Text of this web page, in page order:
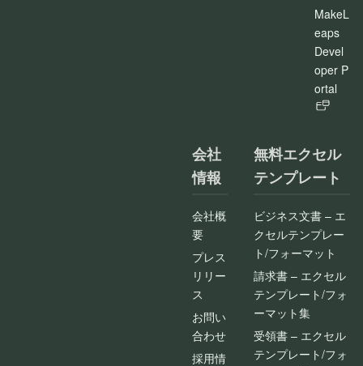
MakeL
eaps
Devel
oper P
ortal
会社
情報
会社概
要
プレス
リリー
ス
お問い
合わせ
採用情
無料エクセル
テンプレート
ビジネス文書 – エ
クセルテンプレー
ト/フォーマット
請求書 – エクセル
テンプレート/フォ
ーマット集
受領書 – エクセル
テンプレート/フォ